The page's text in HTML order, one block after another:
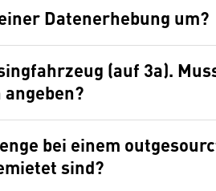
Datenerhebung um?
(auf 3a).
bei einem
sind?